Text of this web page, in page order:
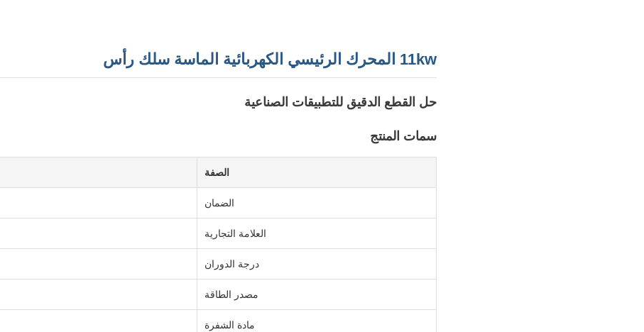
11kw المحرك الرئيسي الكهربائية الماسة سلك رأس
حل القطع الدقيق للتطبيقات الصناعية
سمات المنتج
الصفة
الضمان
العلامة التجارية
درجة الدوران
مصدر الطاقة
مادة الشفرة